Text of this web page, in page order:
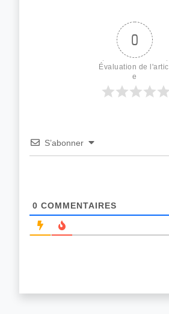
0
Évaluation de l'articl
e
S’abonner
0 COMMENTAIRES